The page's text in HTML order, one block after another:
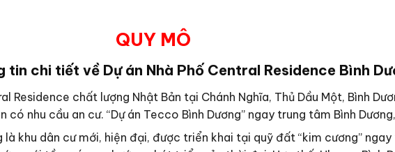
QUY MÔ
tin chi tiết về Dự án Nhà Phố Central Residence Bình
Residence chất lượng Nhật Bản tại Chánh Nghĩa, Thủ Dầu Một, Bình
nhu cầu an cư. “Dự án Tecco Bình Dương” ngay trung tâm Bình
là khu dân cư mới, hiện đại, được triển khai tại quỹ đất “kim cương”